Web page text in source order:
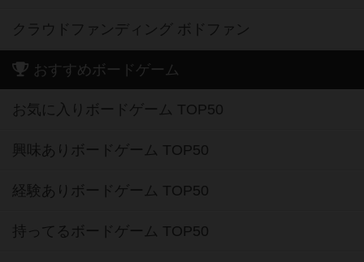
クラウドファンディング ボドファン
おすすめボードゲーム
お気に入りボードゲーム TOP50
興味ありボードゲーム TOP50
経験ありボードゲーム TOP50
持ってるボードゲーム TOP50